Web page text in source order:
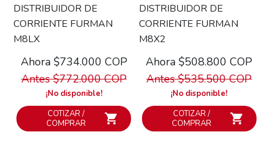
DISTRIBUIDOR DE
CORRIENTE FURMAN
M8LX
Ahora $734.000 COP
Antes $772.000 COP
¡No disponible!
COTIZAR /
COMPRAR
DISTRIBUIDOR DE
CORRIENTE FURMAN
M8X2
Ahora $508.800 COP
Antes $535.500 COP
¡No disponible!
COTIZAR /
COMPRAR